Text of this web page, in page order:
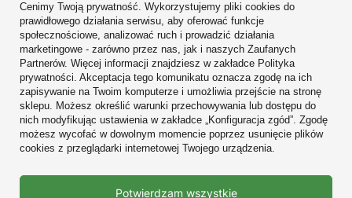
Konto
Regulaminy
Zobacz również
W sklepie prezentujemy ceny brutto (z VAT).
Cenimy Twoją prywatność. Wykorzystujemy pliki cookies do
prawidłowego działania serwisu, aby oferować funkcje
społecznościowe, analizować ruch i prowadzić działania
marketingowe - zarówno przez nas, jak i naszych Zaufanych
Partnerów. Więcej informacji znajdziesz w zakładce Polityka
prywatności. Akceptacja tego komunikatu oznacza zgodę na ich
zapisywanie na Twoim komputerze i umożliwia przejście na stronę
sklepu. Możesz określić warunki przechowywania lub dostępu do
nich modyfikując ustawienia w zakładce „Konfiguracja zgód”. Zgodę
możesz wycofać w dowolnym momencie poprzez usunięcie plików
cookies z przeglądarki internetowej Twojego urządzenia.
Potwierdzam wszystkie